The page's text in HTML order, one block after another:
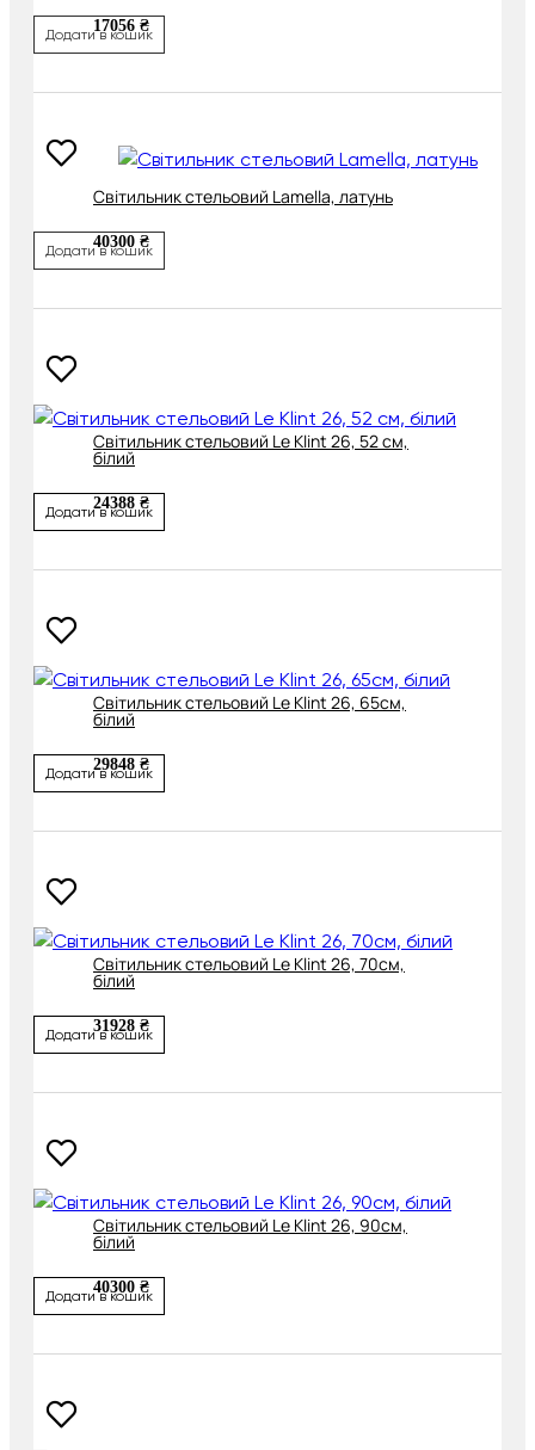
17056 ₴
Додати в кошик
Світильник стельовий Lamella, латунь
40300 ₴
Додати в кошик
Світильник стельовий Le Klint 26, 52 см,
білий
24388 ₴
Додати в кошик
Світильник стельовий Le Klint 26, 65см,
білий
29848 ₴
Додати в кошик
Світильник стельовий Le Klint 26, 70см,
білий
31928 ₴
Додати в кошик
Світильник стельовий Le Klint 26, 90см,
білий
40300 ₴
Додати в кошик